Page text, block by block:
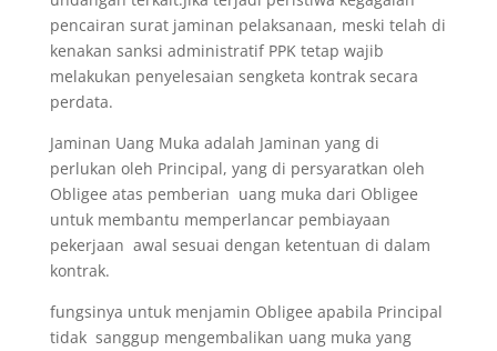
pencairan surat jaminan pelaksanaan, meski telah di
kenakan sanksi administratif PPK tetap wajib
melakukan penyelesaian sengketa kontrak secara
perdata.
Jaminan Uang Muka adalah Jaminan yang di
perlukan oleh Principal, yang di persyaratkan oleh
Obligee atas pemberian uang muka dari Obligee
untuk membantu memperlancar pembiayaan
pekerjaan awal sesuai dengan ketentuan di dalam
kontrak.
fungsinya untuk menjamin Obligee apabila Principal
tidak sanggup mengembalikan uang muka yang